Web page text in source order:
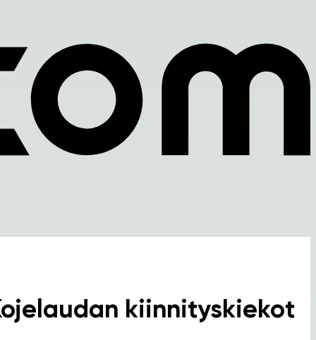
kiinnityskiekot